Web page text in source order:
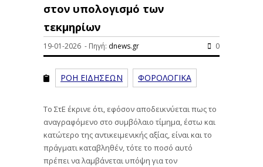
στον υπολογισμό των
τεκμηρίων
19-01-2026 - Πηγή: dnews.gr 0
ΡΟΗ ΕΙΔΗΣΕΩΝ ΦΟΡΟΛΟΓΙΚΑ
Το ΣτΕ έκρινε ότι, εφόσον αποδεικνύεται πως το
αναγραφόμενο στο συμβόλαιο τίμημα, έστω και
κατώτερο της αντικειμενικής αξίας, είναι και το
πράγματι καταβληθέν, τότε το ποσό αυτό
πρέπει να λαμβάνεται υπόψη για τον